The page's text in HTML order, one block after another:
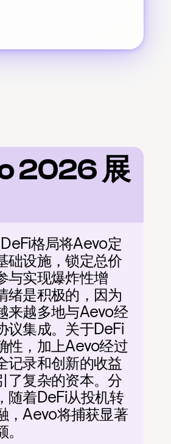
2026 展
格局将Aevo定
础设施，锁定总价
与实现爆炸性增
绪是积极的，因为
来越多地与Aevo经
议集成。关于DeFi
性，加上Aevo经过
记录和创新的收益
了复杂的资本。分
随着DeFi从投机转
，Aevo将捕获显著